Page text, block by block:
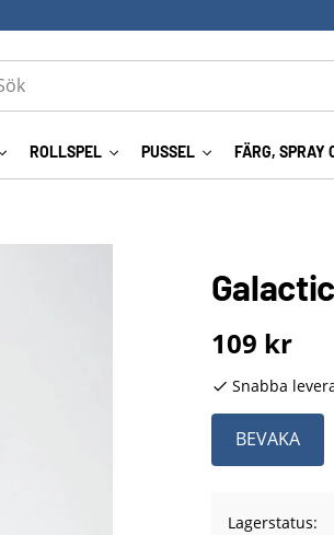
ROLLSPEL PUSSEL FÄRG, SPRAY
109 kr
Snabba
BEVAKA
Lagerstatus